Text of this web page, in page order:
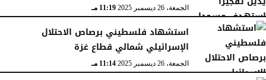
الجمعة، 26 ديسمبر 2025 11:19 مـ
استشهاد فلسطيني برصاص الاحتلال
الإسرائيلي شمالي قطاع غزة
الجمعة، 26 ديسمبر 2025 11:14 مـ